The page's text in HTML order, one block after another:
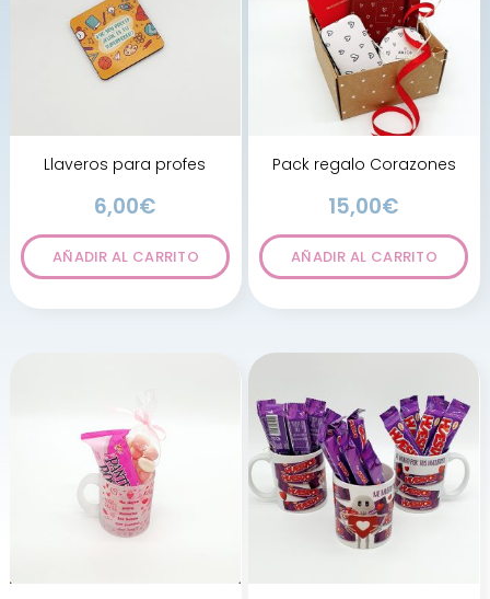
Llaveros para profes
6,00€
AÑADIR AL CARRITO
Pack regalo Corazones
15,00€
AÑADIR AL CARRITO